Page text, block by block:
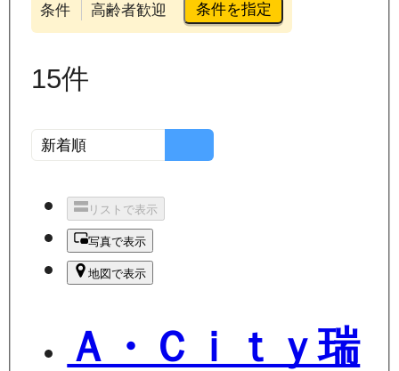
条件 高齢者歓迎 条件を指定
15件
リストで表示
写真で表示
地図で表示
Ａ・Ｃｉｔｙ瑞